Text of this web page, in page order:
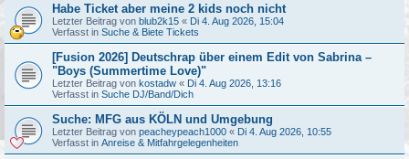
Habe Ticket aber meine 2 kids noch nicht
Letzter Beitrag von blub2k15 « Di 4. Aug 2026, 15:04
Verfasst in Suche & Biete Tickets
[Fusion 2026] Deutschrap über einem Edit von Sabrina –
"Boys (Summertime Love)"
Letzter Beitrag von kostadw « Di 4. Aug 2026, 13:16
Verfasst in Suche DJ/Band/Dich
Suche: MFG aus KÖLN und Umgebung
Letzter Beitrag von peacheypeach1000 « Di 4. Aug 2026, 10:55
Verfasst in Anreise & Mitfahrgelegenheiten